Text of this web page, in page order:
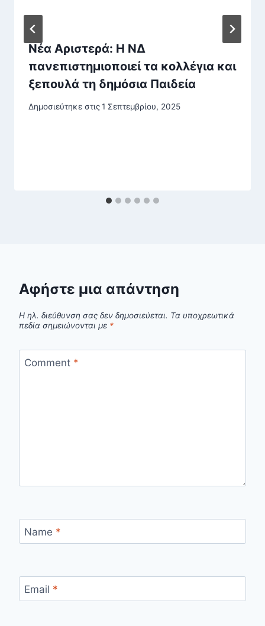
Νέα Αριστερά: Η ΝΔ
πανεπιστημιοποιεί τα κολλέγια και
ξεπουλά τη δημόσια Παιδεία
Δημοσιεύτηκε στις1 Σεπτεμβρίου, 2025
Αφήστε μια απάντηση
Η ηλ. διεύθυνση σας δεν δημοσιεύεται. Τα υποχρεωτικά
πεδία σημειώνονται με *
Comment *
Name *
Email *